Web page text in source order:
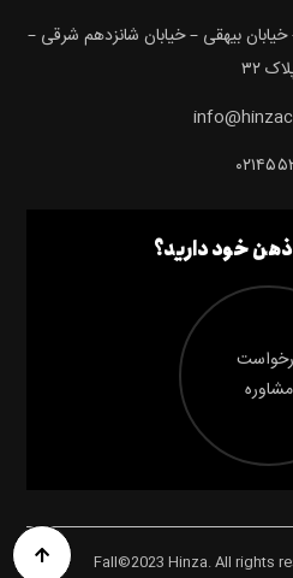
بیهقی – خیابان شانزدهم شرقی –
۳۲
ذهن خود دارید؟
مشاوره
Fall©2023 Hinza. All rights